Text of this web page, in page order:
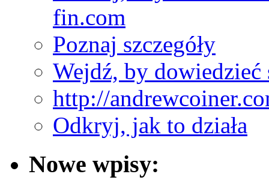
fin.com
Poznaj szczegóły
Wejdź, by dowiedzieć
http://
Odkryj, jak to działa
Nowe wpisy: